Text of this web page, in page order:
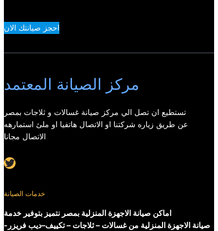
احجز صيانتك الان
مركز الصيانة المعتمد
تستطيع ان تصل الي مركز صيانة غسالات و ثلاجات بمصر
عن طريق زياره شركتنا او الاتصال هاتفيا او ملئ استمارهه
الاتصال مجانا
Twitter
خدمات الصيانة
اماكن صيانة الاجهزة المنزلية بمصر نتميز بتوفير خدمة
صيانة الاجهزة المنزلية من غسالات – ثلاجات – تكييف–ديب فريزر-